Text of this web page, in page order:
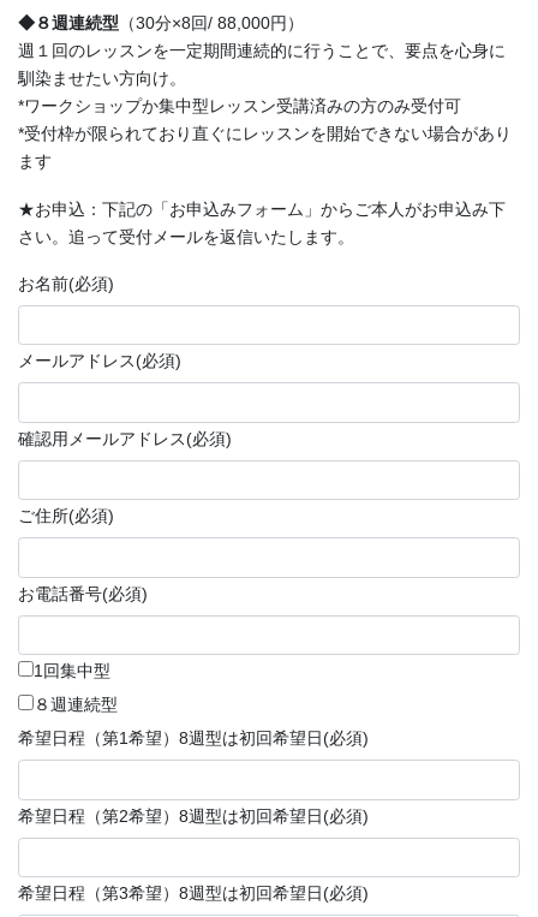
◆８週連続型 （30分×8回/ 88,000円）
週１回のレッスンを一定期間連続的に行うことで、要点を心身に
馴染ませたい方向け。
*ワークショップか集中型レッスン受講済みの方のみ受付可
*受付枠が限られており直ぐにレッスンを開始できない場合があり
ます
★お申込：下記の「お申込みフォーム」からご本人がお申込み下
さい。追って受付メールを返信いたします。
お名前(必須)
メールアドレス(必須)
確認用メールアドレス(必須)
ご住所(必須)
お電話番号(必須)
1回集中型
８週連続型
希望日程（第1希望）8週型は初回希望日(必須)
希望日程（第2希望）8週型は初回希望日(必須)
希望日程（第3希望）8週型は初回希望日(必須)